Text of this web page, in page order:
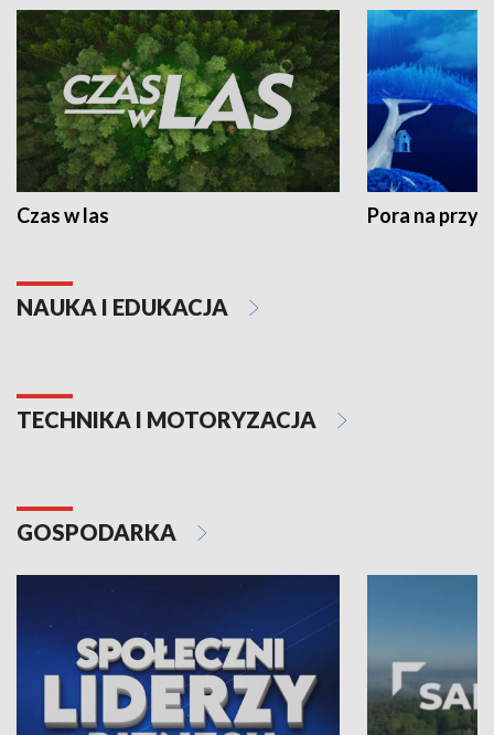
Czas w las Pora na
NAUKA I EDUKACJA
TECHNIKA I MOTORYZACJA
GOSPODARKA